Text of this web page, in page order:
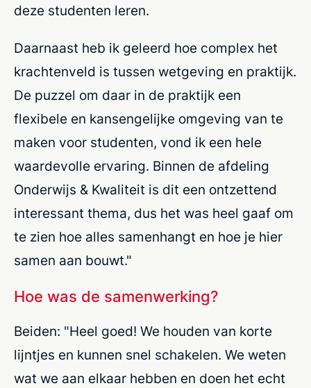
deze studenten leren.
Daarnaast heb ik geleerd hoe complex het
krachtenveld is tussen wetgeving en praktijk.
De puzzel om daar in de praktijk een
flexibele en kansengelijke omgeving van te
maken voor studenten, vond ik een hele
waardevolle ervaring. Binnen de afdeling
Onderwijs & Kwaliteit is dit een ontzettend
interessant thema, dus het was heel gaaf om
te zien hoe alles samenhangt en hoe je hier
samen aan bouwt."
Hoe was de samenwerking?
Beiden: "Heel goed! We houden van korte
lijntjes en kunnen snel schakelen. We weten
wat we aan elkaar hebben en doen het echt